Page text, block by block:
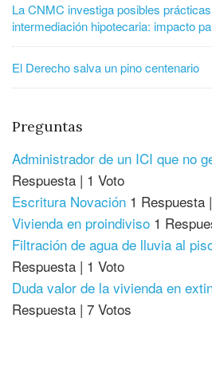
La CNMC investiga posibles
intermediación hipotecaria: impacto
El Derecho salva un pino centenario
Preguntas
Administrador de un ICI que no
Respuesta | 1 Voto
Escritura Novación 1 Respuesta |
Vivienda en proindiviso 1
Filtración de agua de lluvia al
Respuesta | 1 Voto
Duda valor de la vivienda en
Respuesta | 7 Votos